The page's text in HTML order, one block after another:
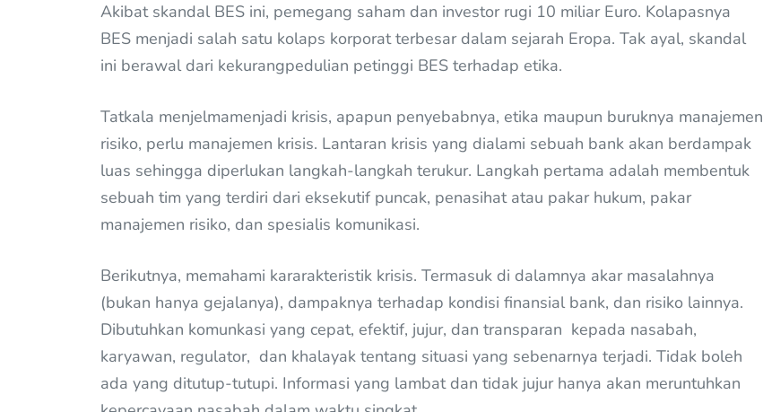
Akibat skandal BES ini, pemegang saham dan investor rugi 10 miliar Euro. Kolapasnya
BES menjadi salah satu kolaps korporat terbesar dalam sejarah Eropa. Tak ayal, skandal
ini berawal dari kekurangpedulian petinggi BES terhadap etika.
Tatkala menjelmamenjadi krisis, apapun penyebabnya, etika maupun buruknya manajemen
risiko, perlu manajemen krisis. Lantaran krisis yang dialami sebuah bank akan berdampak
luas sehingga diperlukan langkah-langkah terukur. Langkah pertama adalah membentuk
sebuah tim yang terdiri dari eksekutif puncak, penasihat atau pakar hukum, pakar
manajemen risiko, dan spesialis komunikasi.
Berikutnya, memahami kararakteristik krisis. Termasuk di dalamnya akar masalahnya
(bukan hanya gejalanya), dampaknya terhadap kondisi finansial bank, dan risiko lainnya.
Dibutuhkan komunkasi yang cepat, efektif, jujur, dan transparan kepada nasabah,
karyawan, regulator, dan khalayak tentang situasi yang sebenarnya terjadi. Tidak boleh
ada yang ditutup-tutupi. Informasi yang lambat dan tidak jujur hanya akan meruntuhkan